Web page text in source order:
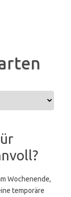
Wochenende,
temporäre